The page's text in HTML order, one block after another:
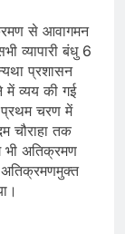
से आवागमन
व्यापारी बंधु 6
प्रशासन
में व्यय की गई
प्रथम चरण में
चौराहा तक
भी अतिक्रमण
अतिक्रमणमुक्त